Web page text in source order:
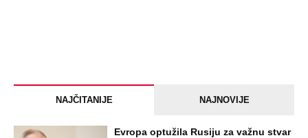
NAJČITANIJE NAJNOVIJE
Evropa optužila Rusiju za važnu stvar